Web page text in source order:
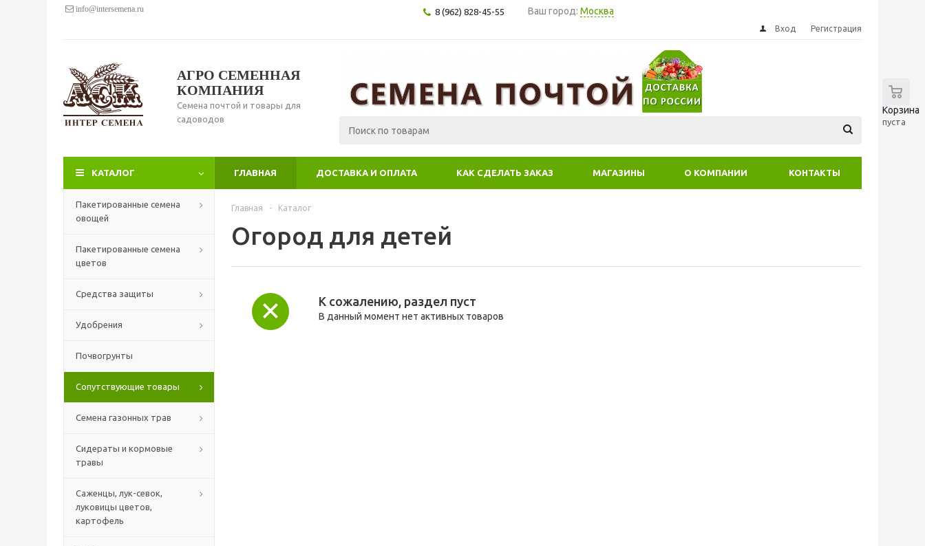
info@intersemena.ru 8 (962) 828-45-55 Ваш город: Москва
Вход Регистрация
АГРО СЕМЕННАЯ
КОМПАНИЯ
Семена почтой и товары для
садоводов
Корзина
пуста
КАТАЛОГ ГЛАВНАЯ ДОСТАВКА И ОПЛАТА КАК СДЕЛАТЬ ЗАКАЗ МАГАЗИНЫ О КОМПАНИИ КОНТАКТЫ
Пакетированные семена
овощей
Пакетированные семена
цветов
Средства защиты
Удобрения
Почвогрунты
Сопутствующие товары
Семена газонных трав
Сидераты и кормовые
травы
Саженцы, лук-севок,
луковицы цветов,
картофель
Главная - Каталог
Огород для детей
К сожалению, раздел пуст
В данный момент нет активных товаров